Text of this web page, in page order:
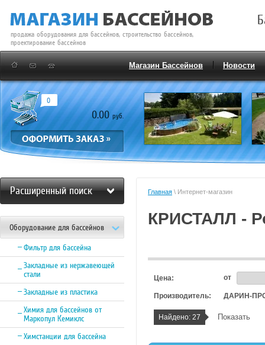
продажа оборудования для бассейнов, строительство бассейнов,
проектирование бассейнов
Магазин Бассейнов Новости
0.00 руб.
0
Главная \ Интернет-магазин
КРИСТАЛЛ -
Цена: от
Производитель: ДАРИН-ПРО
Найдено: 27 Показать
Расширенный поиск
Оборудование для бассейнов
Фильтр для бассейна
Закладные из нержавеющей
стали
Закладные из пластика
Химия для бассейнов от
Маркопул Кемиклс
Химстанции для бассейна